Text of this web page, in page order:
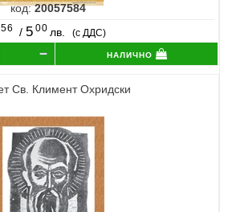
код:20057584
56 / 5 00 лв. (с ДДС)
налично
Св. Климент Охридски